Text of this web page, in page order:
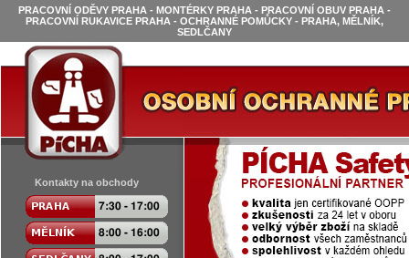
PRACOVNÍ ODĚVY PRAHA - MONTÉRKY PRAHA - PRACOVNÍ OBUV PRAHA -
PRACOVNÍ RUKAVICE PRAHA - OCHRANNÉ POMŮCKY - PRAHA, MĚLNÍK,
SEDLČANY
Kontakty na obchody